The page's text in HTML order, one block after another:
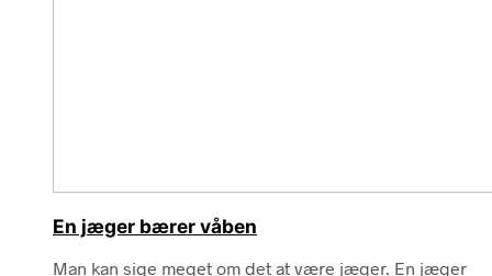
En jæger bærer våben
Man kan sige meget om det at være jæger. En jæger